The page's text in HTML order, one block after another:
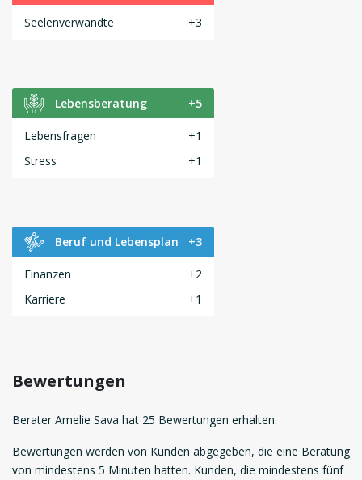
Seelenverwandte +3
Lebensberatung +5
Lebensfragen
+1
Stress
+1
Beruf und Lebensplan +3
Finanzen
+2
Karriere
+1
Bewertungen
Berater Amelie Sava hat 25 Bewertungen erhalten.
Bewertungen werden von Kunden abgegeben, die eine Beratung
von mindestens 5 Minuten hatten. Kunden, die mindestens fünf